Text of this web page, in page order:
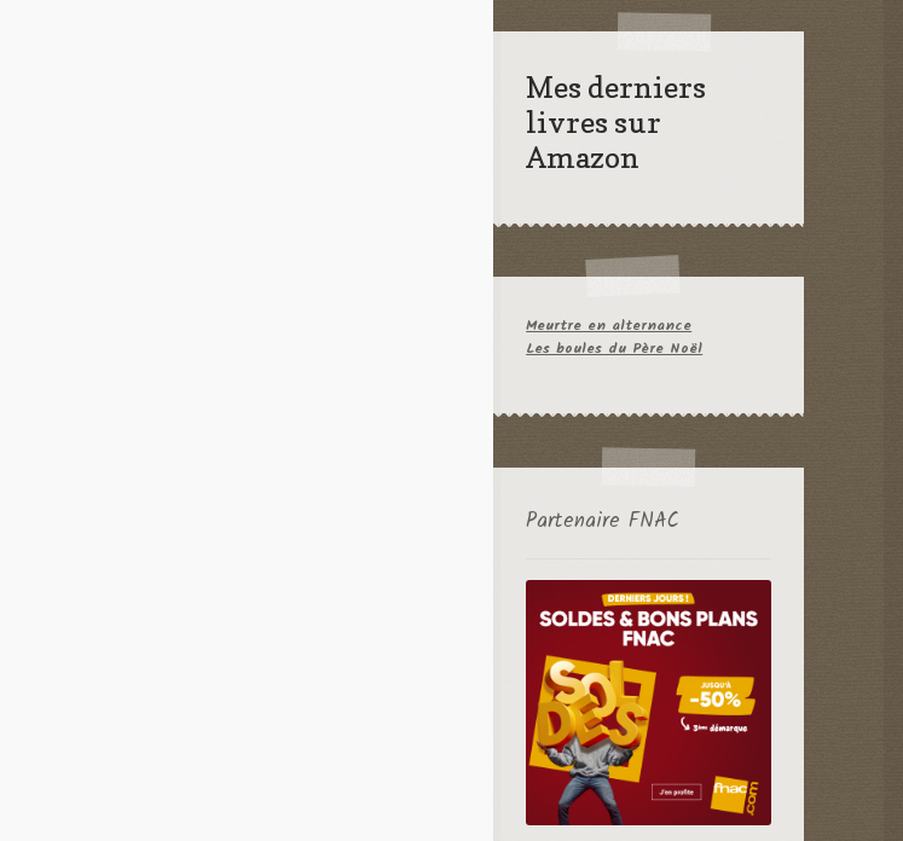
Mes derniers
livres sur
Amazon
Meurtre en alternance
Les boules du Père Noël
Partenaire FNAC